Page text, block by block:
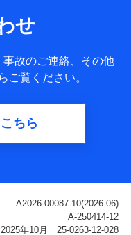
下の情報などの個人デ
お客さまの識別子、
のご利用に関する情
ント利用履歴などが
ネット利用時の行動に
用時の行動に関する情
名称・購入場所・決済
せ
故のご連絡、その他
ご覧ください。
ちら